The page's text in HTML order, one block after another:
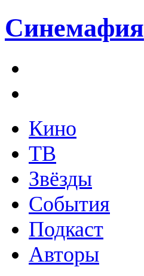
Синемафия
Кино
ТВ
Звёзды
События
Подкаст
Авторы